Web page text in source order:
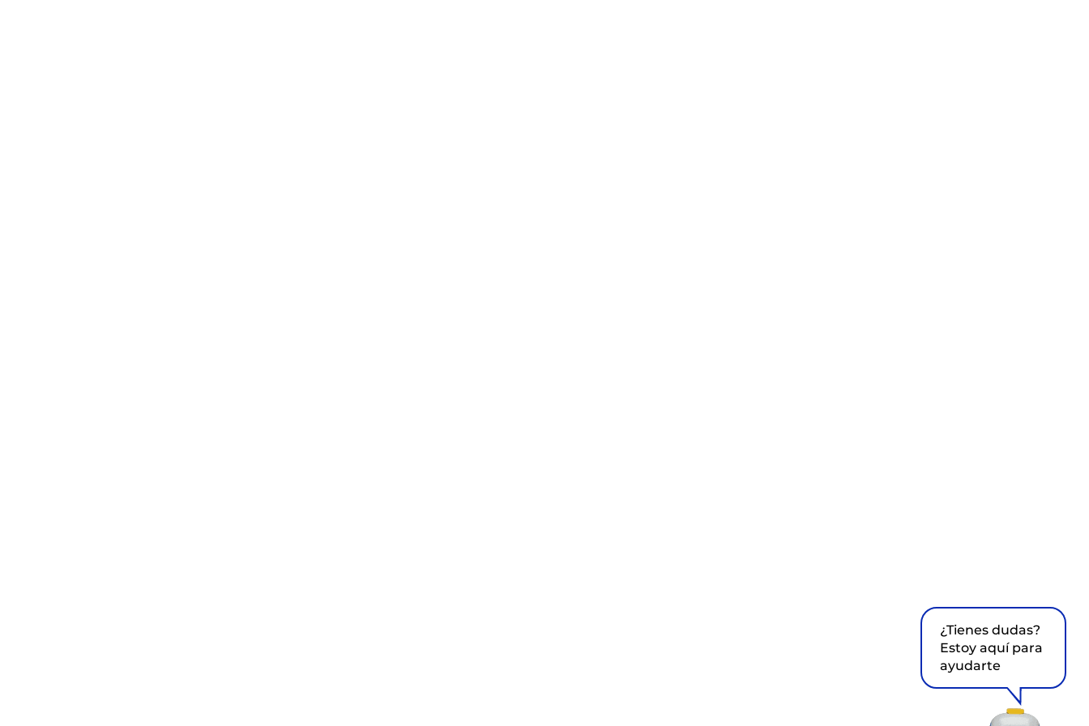
¿Tienes dudas?
Estoy aquí para
ayudarte